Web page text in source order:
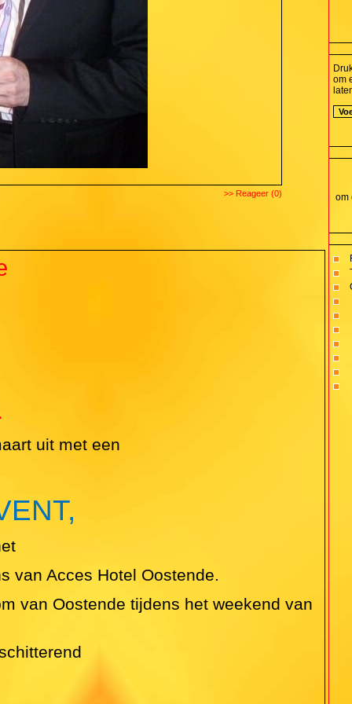
>> Reageer (0)
uit met een
van Acces Hotel Oostende.
van Oostende tijdens het weekend van
om
om